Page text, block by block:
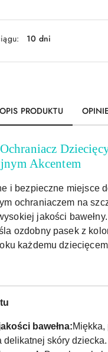
10 dni
OPIS PRODUKTU
Akcentem
i bezpieczne miejsce
ochraniaczem na
jakości
ozdobny pasek z
każdemu
bawełna:
delikatnej skóry dziecka.